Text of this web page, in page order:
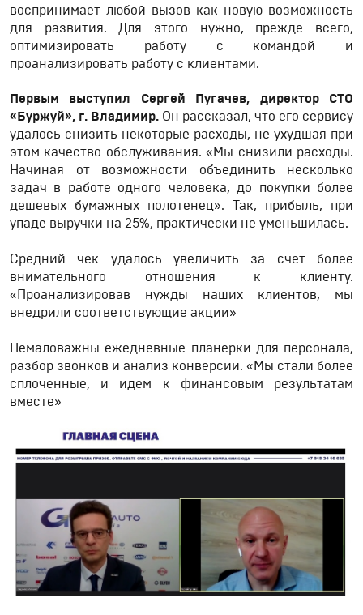
воспринимает любой вызов как новую возможность
для развития. Для этого нужно, прежде всего,
оптимизировать работу с командой и
проанализировать работу с клиентами.
Первым выступил Сергей Пугачев, директор СТО
«Буржуй», г. Владимир. Он рассказал, что его сервису
удалось снизить некоторые расходы, не ухудшая при
этом качество обслуживания. «Мы снизили расходы.
Начиная от возможности объединить несколько
задач в работе одного человека, до покупки более
дешевых бумажных полотенец». Так, прибыль, при
упаде выручки на 25%, практически не уменьшилась.
Средний чек удалось увеличить за счет более
внимательного отношения к клиенту.
«Проанализировав нужды наших клиентов, мы
внедрили соответствующие акции»
Немаловажны ежедневные планерки для персонала,
разбор звонков и анализ конверсии. «Мы стали более
сплоченные, и идем к финансовым результатам
вместе»